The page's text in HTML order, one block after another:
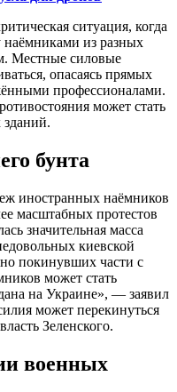
ситуация, когда
из разных
Местные силовые
опасаясь прямых
профессионалами.
может стать
зданий.
бунта
иностранных наёмников
масштабных протестов
значительная масса
киевской
покинувших части с
может стать
на Украине», — заявил
может перекинуться
Зеленского.
военных